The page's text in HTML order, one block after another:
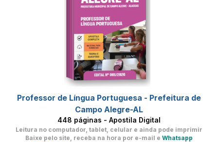
Professor de Língua Portuguesa - Prefeitura de
Campo Alegre-AL
448 páginas - Apostila Digital
Leitura no computador, tablet, celular e ainda pode imprimir
Baixe pelo site, receba na hora por e-mail e Whatsapp